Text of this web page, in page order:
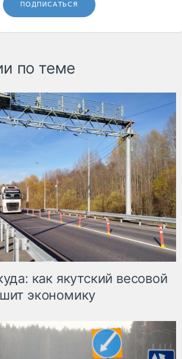
ПОДПИСАТЬСЯ
по теме
как якутский весовой
экономику